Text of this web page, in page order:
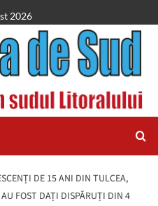
2026
DE 15 ANI DIN TULCEA,
FOST DAȚI DISPĂRUȚI DIN 4